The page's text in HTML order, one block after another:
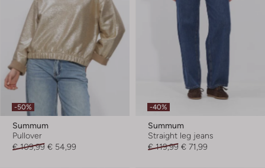
-50%
Summum
Pullover
€ 109,99 € 54,99
-40%
Summum
Straight leg jeans
€ 119,99 € 71,99